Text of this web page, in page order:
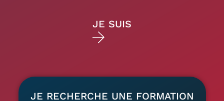
JE SUIS
JE RECHERCHE UNE FORMATION
Formations en alternance